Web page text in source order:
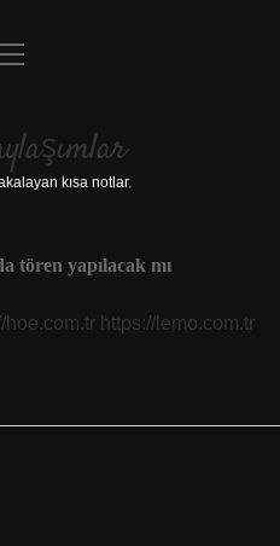
Uyarı kısa notlar.
tören yapılacak mı
hoe.com.tr https://lemo.com.tr